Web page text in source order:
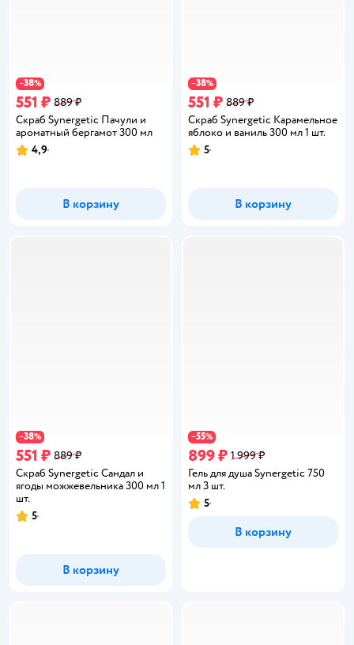
−38%
551 ₽ 889 ₽
Скраб Synergetic Пачули и
ароматный бергамот 300 мл
Рейтинг:
4,9
В корзину
−38%
551 ₽ 889 ₽
Скраб Synergetic Карамельное
яблоко и ваниль 300 мл 1 шт.
Рейтинг:
5
В корзину
−38%
551 ₽ 889 ₽
Скраб Synergetic Сандал и
ягоды можжевельника 300 мл 1
шт.
Рейтинг:
5
В корзину
−55%
899 ₽ 1 999 ₽
Гель для душа Synergetic 750
мл 3 шт.
Рейтинг:
5
В корзину